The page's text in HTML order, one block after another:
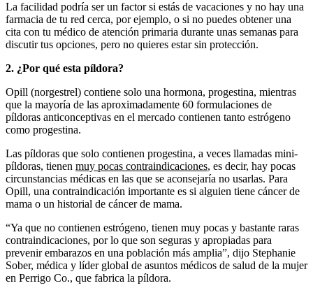
La facilidad podría ser un factor si estás de vacaciones y no hay una
farmacia de tu red cerca, por ejemplo, o si no puedes obtener una
cita con tu médico de atención primaria durante unas semanas para
discutir tus opciones, pero no quieres estar sin protección.
2. ¿Por qué esta píldora?
Opill (norgestrel) contiene solo una hormona, progestina, mientras
que la mayoría de las aproximadamente 60 formulaciones de
píldoras anticonceptivas en el mercado contienen tanto estrógeno
como progestina.
Las píldoras que solo contienen progestina, a veces llamadas mini-
píldoras, tienen muy pocas contraindicaciones, es decir, hay pocas
circunstancias médicas en las que se aconsejaría no usarlas. Para
Opill, una contraindicación importante es si alguien tiene cáncer de
mama o un historial de cáncer de mama.
“Ya que no contienen estrógeno, tienen muy pocas y bastante raras
contraindicaciones, por lo que son seguras y apropiadas para
prevenir embarazos en una población más amplia”, dijo Stephanie
Sober, médica y líder global de asuntos médicos de salud de la mujer
en Perrigo Co., que fabrica la píldora.